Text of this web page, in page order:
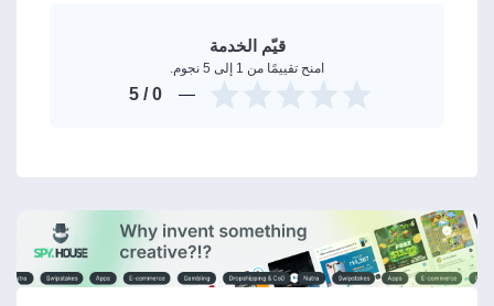
قيّم الخدمة
امنح تقييمًا من 1 إلى 5 نجوم.
0
/ 5